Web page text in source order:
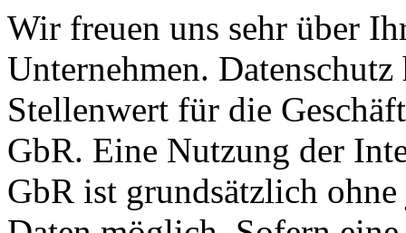
Wir freuen uns sehr über
Unternehmen.
Stellenwert für die
GbR. Eine Nutzung der
GbR ist grundsätzlich ohne